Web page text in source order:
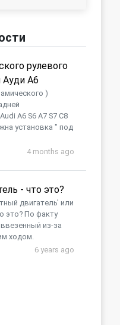
рулевого
Ауди А6
)
A6 S6 A7 S7 C8
установка " под
4 months ago
- что это?
двигатель' или
это? По факту
из-за
ходом.
6 years ago